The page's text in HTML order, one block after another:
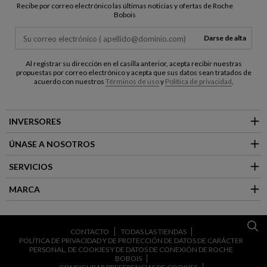
Recibe por correo electrónico las últimas noticias y ofertas de Roche
Bobois
Darse de alta
Al registrar su dirección en el casilla anterior, acepta recibir nuestras
propuestas por correo electrónico y acepta que sus datos sean tratados de
acuerdo con nuestros Términos de usoy Política de privacidad
INVERSORES
ÚNASE A NOSOTROS
SERVICIOS
MARCA
CONTACTO
TODAS LAS TIENDAS
POLÍTICA DE PRIVACIDAD Y DE PROTECCIÓN DE DATOS DE CARÁCTER
PERSONAL, DE COOKIES Y DE DATOS DE CONEXIÓN DE ROCHE
BOBOIS